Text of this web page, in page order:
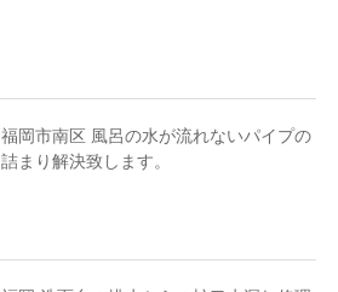
福岡市南区 風呂の水が流れないパイプの
詰まり解決致します。